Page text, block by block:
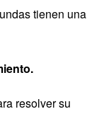
tienen una
resolver su